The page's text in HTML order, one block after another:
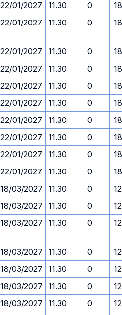
22/01/2027 11.30 0
22/01/2027 11.30 0
22/01/2027 11.30 0
22/01/2027 11.30 0
22/01/2027 11.30 0
22/01/2027 11.30 0
22/01/2027 11.30 0
22/01/2027 11.30 0
22/01/2027 11.30 0
22/01/2027 11.30 0
18/03/2027 11.30 0
18/03/2027 11.30 0
18/03/2027 11.30 0
18/03/2027 11.30 0
18/03/2027 11.30 0
18/03/2027 11.30 0
18/03/2027 11.30 0